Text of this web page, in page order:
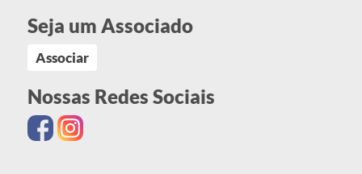
Seja um Associado
Associar
Nossas Redes Sociais